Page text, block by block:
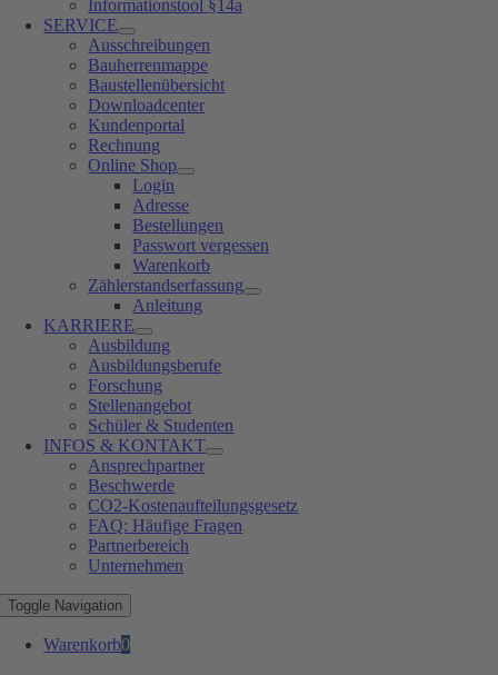
Informationstool §14a
SERVICE
Ausschreibungen
Bauherrenmappe
Baustellenübersicht
Downloadcenter
Kundenportal
Rechnung
Online Shop
Login
Adresse
Bestellungen
Passwort vergessen
Warenkorb
Zählerstandserfassung
Anleitung
KARRIERE
Ausbildung
Ausbildungsberufe
Forschung
Stellenangebot
Schüler & Studenten
INFOS & KONTAKT
Ansprechpartner
Beschwerde
CO2-Kostenaufteilungsgesetz
FAQ: Häufige Fragen
Partnerbereich
Unternehmen
Toggle Navigation
Warenkorb0